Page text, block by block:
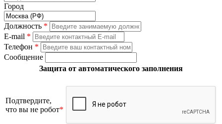
Город
Должность *
E-mail *
Телефон *
Сообщение
Защита от автоматического заполнения
Подтвердите,
что вы не робот*